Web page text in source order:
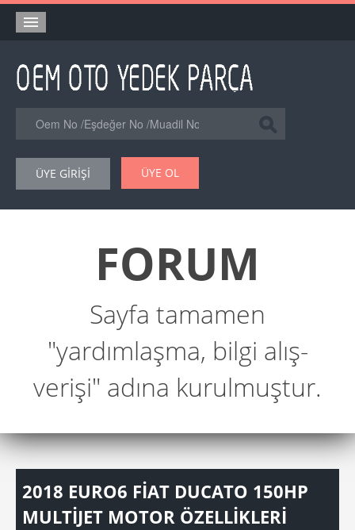
Orjinal Yedek Parça
Eşdeğer Muadil Yedek Parça
Şase Numarası VIN Yedekparça Sorgulama
Hakkımızda
ÜYE GİRİŞİ ÜYE OL
FORUM
Sayfa tamamen
"yardımlaşma, bilgi alış-
verişi" adına kurulmuştur.
2018 EURO6 FİAT DUCATO 150HP
MULTİJET MOTOR ÖZELLİKLERİ